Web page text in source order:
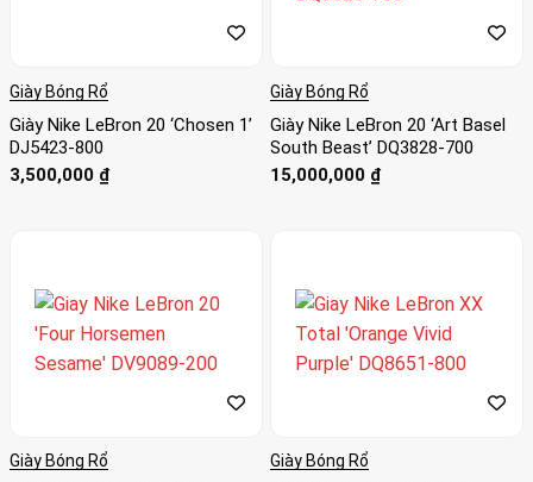
Giày Bóng Rổ
Giày Nike LeBron 20 ‘Chosen 1’
DJ5423-800
3,500,000 ₫
Giày Bóng Rổ
Giày Nike LeBron 20 ‘Art Basel
South Beast’ DQ3828-700
15,000,000 ₫
Giày Bóng Rổ Giày Bóng Rổ